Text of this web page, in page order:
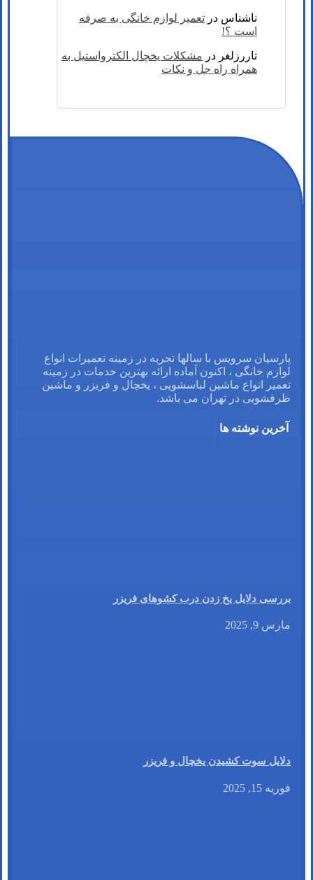
ناشناس در تعمیر لوازم خانگی به صرفه
است ؟!
تاررزلغر در مشکلات یخچال الکترواستیل به
همراه راه حل و نکات
پارسیان سرویس با سالها تجربه در زمینه تعمیرات انواع
لوازم خانگی ، اکنون آماده ارائه بهترین خدمات در زمینه
تعمیر انواع ماشین لباسشویی ، یخچال و فریزر و ماشین
ظرفشویی در تهران می باشد.
آخرین نوشته ها
بررسی دلایل یخ زدن درب کشوهای فریزر
مارس 9, 2025
دلایل سوت کشیدن یخچال و فریزر
فوریه 15, 2025